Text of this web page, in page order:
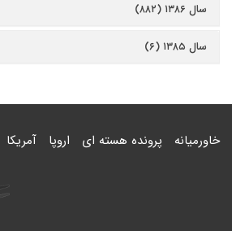
سال ۱۳۸۶ (۸۸۲)
سال ۱۳۸۵ (۶)
خاورمیانه پرونده هسته ای اروپا آمریکا